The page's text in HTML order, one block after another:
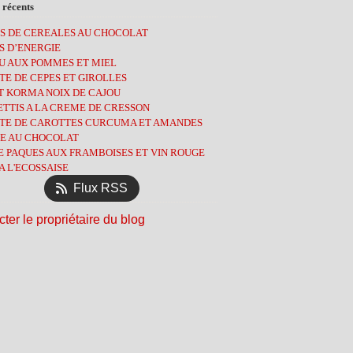
(2)(2)
(1)
(3)
(2)
(5)
(4)
(7)
(3)
(6)
(13)
(5)
(10)
(11)
(8)
(9)
(8)
(3)
(9)
(4)
(14)
(11)
(12)
DE CEREALES AU CHOCOLAT
D’ENERGIE
AUX POMMES ET MIEL
DE CEPES ET GIROLLES
KORMA NOIX DE CAJOU
A LA CREME DE CRESSON
DE CAROTTES CURCUMA ET AMANDES
AU CHOCOLAT
PAQUES AUX FRAMBOISES ET VIN ROUGE
L'ECOSSAISE
Flux RSS
le propriétaire du blog